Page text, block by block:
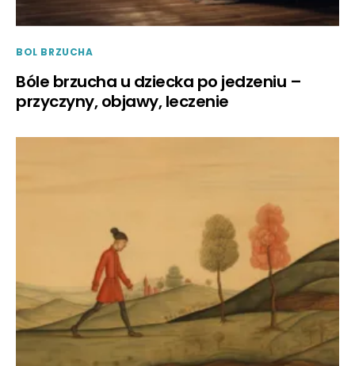
BOL BRZUCHA
Bóle brzucha u dziecka po jedzeniu –
przyczyny, objawy, leczenie